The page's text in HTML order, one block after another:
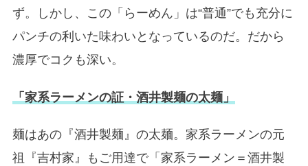
ず。しかし、この「らーめん」は“普通”でも充分に
パンチの利いた味わいとなっているのだ。だから
濃厚でコクも深い。
「家系ラーメンの証・酒井製麺の太麺」
麺はあの『酒井製麺』の太麺。家系ラーメンの元
祖『吉村家』もご用達で「家系ラーメン＝酒井製